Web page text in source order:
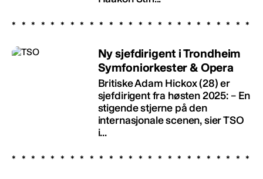
Ny sjefdirigent i Trondheim
Symfoniorkester & Opera
Britiske Adam Hickox (28) er
sjefdirigent fra høsten 2025: – En
stigende stjerne på den
internasjonale scenen, sier TSO
i...